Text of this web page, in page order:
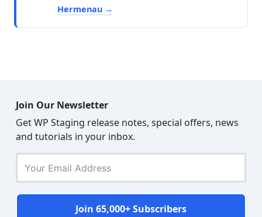
Hermenau
Join Our Newsletter
Get WP Staging release notes, special offers, news
and tutorials in your inbox.
Join 65,000+ Subscribers